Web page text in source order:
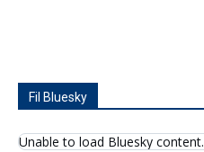
Fil Bluesky
Unable to load Bluesky content.